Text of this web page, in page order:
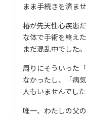
まま手続きを済ま
椿が先天性心疾患
な体で手術を終え
まだ混乱中でした。
周りにそういった
なかったし、「病
人もいませんでした
唯一、わたしの父